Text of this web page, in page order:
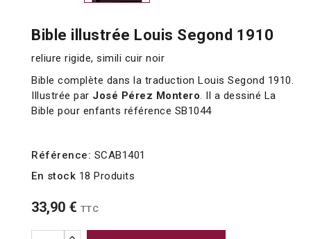
Bible illustrée Louis Segond 1910
reliure rigide, simili cuir noir
Bible complète dans la traduction Louis Segond 1910.
Illustrée par José Pérez Montero. Il a dessiné La
Bible pour enfants référence SB1044
Référence: SCAB1401
En stock 18 Produits
33,90 € TTC